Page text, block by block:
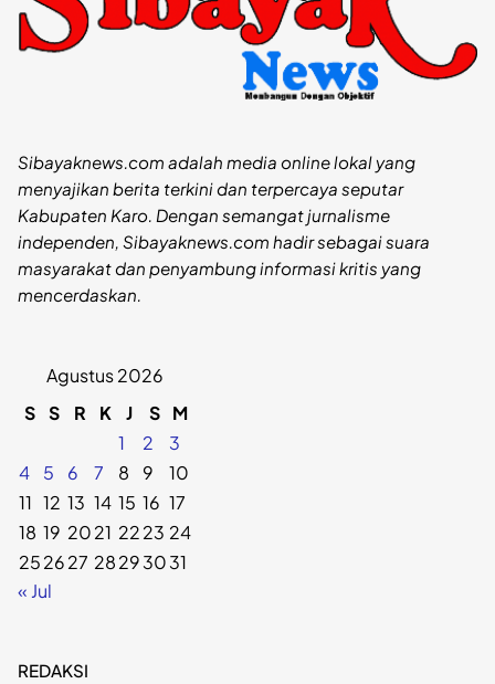
Sibayaknews.com adalah media online lokal yang
menyajikan berita terkini dan terpercaya seputar
Kabupaten Karo. Dengan semangat jurnalisme
independen, Sibayaknews.com hadir sebagai suara
masyarakat dan penyambung informasi kritis yang
mencerdaskan.
Agustus 2026
S S R K J S M
1
2
3
4
5 6 7 8 9
10
11 12 13 14 15 16 17
18 19 2021 2223 24
252627 28293031
« Jul
REDAKSI